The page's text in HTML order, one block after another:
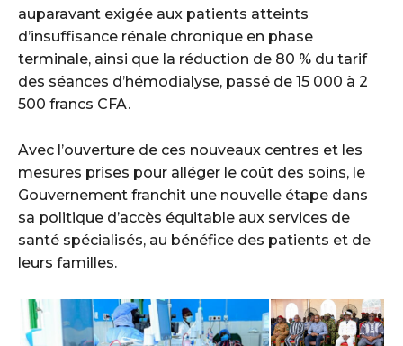
auparavant exigée aux patients atteints
d’insuffisance rénale chronique en phase
terminale, ainsi que la réduction de 80 % du tarif
des séances d’hémodialyse, passé de 15 000 à 2
500 francs CFA.
Avec l’ouverture de ces nouveaux centres et les
mesures prises pour alléger le coût des soins, le
Gouvernement franchit une nouvelle étape dans
sa politique d’accès équitable aux services de
santé spécialisés, au bénéfice des patients et de
leurs familles.